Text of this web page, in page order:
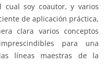
cual soy coautor, y varios
de aplicación práctica,
clara varios conceptos
para una
líneas maestras de la